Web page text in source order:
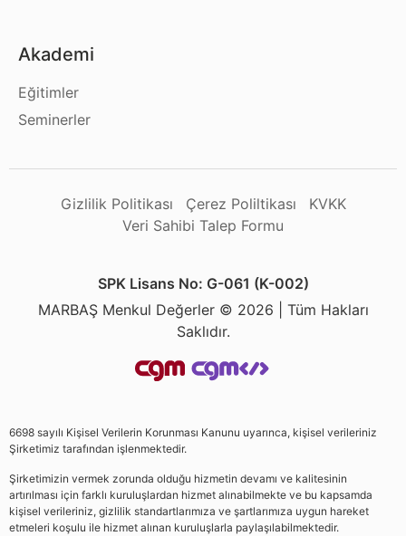
Akademi
Eğitimler
Seminerler
Gizlilik Politikası Çerez Poliltikası
KVKK
Veri Sahibi Talep Formu
SPK Lisans No: G-061 (K-002)
MARBAŞ Menkul Değerler © 2026 | Tüm Hakları
Saklıdır.
6698 sayılı Kişisel Verilerin Korunması Kanunu uyarınca, kişisel verileriniz
Şirketimiz tarafından işlenmektedir.
Şirketimizin vermek zorunda olduğu hizmetin devamı ve kalitesinin
artırılması için farklı kuruluşlardan hizmet alınabilmekte ve bu kapsamda
kişisel verileriniz, gizlilik standartlarımıza ve şartlarımıza uygun hareket
etmeleri koşulu ile hizmet alınan kuruluşlarla paylaşılabilmektedir.